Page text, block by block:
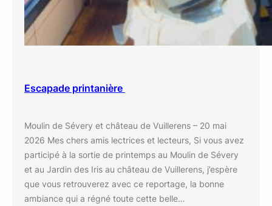
Escapade printanière
Moulin de Sévery et château de Vuillerens – 20 mai
2026 Mes chers amis lectrices et lecteurs, Si vous avez
participé à la sortie de printemps au Moulin de Sévery
et au Jardin des Iris au château de Vuillerens, j’espère
que vous retrouverez avec ce reportage, la bonne
ambiance qui a régné toute cette belle…